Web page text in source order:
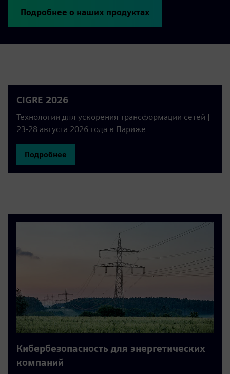
Подробнее о наших продуктах
CIGRE 2026
Технологии для ускорения трансформации сетей |
23-28 августа 2026 года в Париже
Подробнее
Кибербезопасность для энергетических
компаний